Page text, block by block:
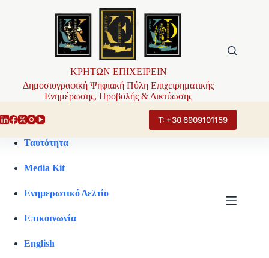
ΚΡΗΤΩΝ ΕΠΙΧΕΙΡΕΙΝ
Δημοσιογραφική Ψηφιακή Πύλη Επιχειρηματικής
Ενημέρωσης, Προβολής & Δικτύωσης
Τ: +30 6909101159
Ταυτότητα
Media Kit
Ενημερωτικό Δελτίο
Επικοινωνία
English